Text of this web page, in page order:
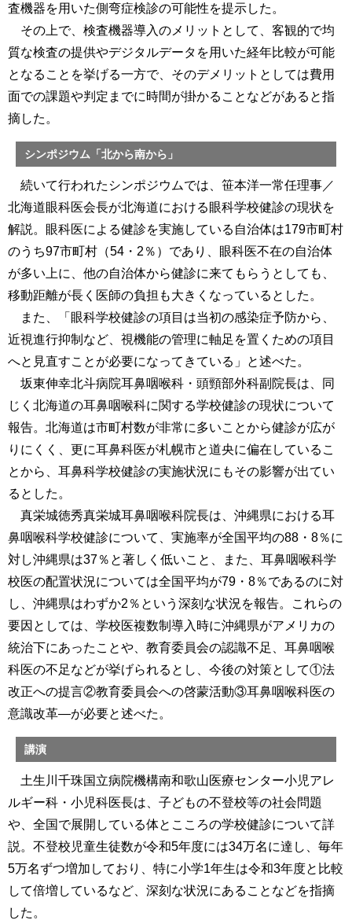
査機器を用いた側弯症検診の可能性を提示した。
その上で、検査機器導入のメリットとして、客観的で均
質な検査の提供やデジタルデータを用いた経年比較が可能
となることを挙げる一方で、そのデメリットとしては費用
面での課題や判定までに時間が掛かることなどがあると指
摘した。
シンポジウム「北から南から」
続いて行われたシンポジウムでは、笹本洋一常任理事／
北海道眼科医会長が北海道における眼科学校健診の現状を
解説。眼科医による健診を実施している自治体は179市町村
のうち97市町村（54・2％）であり、眼科医不在の自治体
が多い上に、他の自治体から健診に来てもらうとしても、
移動距離が長く医師の負担も大きくなっているとした。
また、「眼科学校健診の項目は当初の感染症予防から、
近視進行抑制など、視機能の管理に軸足を置くための項目
へと見直すことが必要になってきている」と述べた。
坂東伸幸北斗病院耳鼻咽喉科・頭頸部外科副院長は、同
じく北海道の耳鼻咽喉科に関する学校健診の現状について
報告。北海道は市町村数が非常に多いことから健診が広が
りにくく、更に耳鼻科医が札幌市と道央に偏在しているこ
とから、耳鼻科学校健診の実施状況にもその影響が出てい
るとした。
真栄城徳秀真栄城耳鼻咽喉科院長は、沖縄県における耳
鼻咽喉科学校健診について、実施率が全国平均の88・8％に
対し沖縄県は37％と著しく低いこと、また、耳鼻咽喉科学
校医の配置状況については全国平均が79・8％であるのに対
し、沖縄県はわずか2％という深刻な状況を報告。これらの
要因としては、学校医複数制導入時に沖縄県がアメリカの
統治下にあったことや、教育委員会の認識不足、耳鼻咽喉
科医の不足などが挙げられるとし、今後の対策として①法
改正への提言②教育委員会への啓蒙活動③耳鼻咽喉科医の
意識改革―が必要と述べた。
講演
土生川千珠国立病院機構南和歌山医療センター小児アレ
ルギー科・小児科医長は、子どもの不登校等の社会問題
や、全国で展開している体とこころの学校健診について詳
説。不登校児童生徒数が令和5年度には34万名に達し、毎年
5万名ずつ増加しており、特に小学1年生は令和3年度と比較
して倍増しているなど、深刻な状況にあることなどを指摘
した。